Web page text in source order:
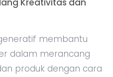
Kreativitas dan
membantu
dalam merancang
produk dengan cara